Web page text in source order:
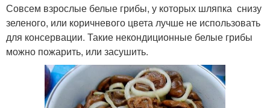
Совсем взрослые белые грибы, у которых шляпка снизу
зеленого, или коричневого цвета лучше не использовать
для консервации. Такие некондиционные белые грибы
можно пожарить, или засушить.